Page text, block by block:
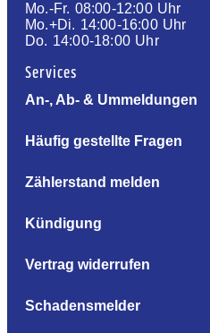
Mo.-Fr. 08:00-12:00 Uhr
Mo.+Di. 14:00-16:00 Uhr
Do. 14:00-18:00 Uhr
Services
An-, Ab- & Ummeldungen
Häufig gestellte Fragen
Zählerstand melden
Kündigung
Vertrag widerrufen
Schadensmelder